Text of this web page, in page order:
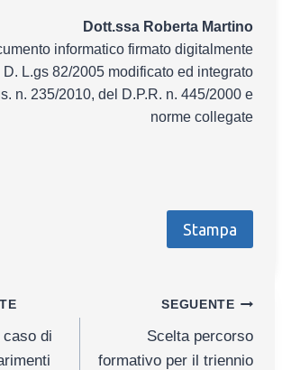
Dott.ssa Roberta Martino
informatico firmato digitalmente
L.gs 82/2005 modificato ed integrato
n. 235/2010, del D.P.R. n. 445/2000 e
norme collegate
Stampa
di
SEGUENTE
Scelta percorso
formativo per il triennio